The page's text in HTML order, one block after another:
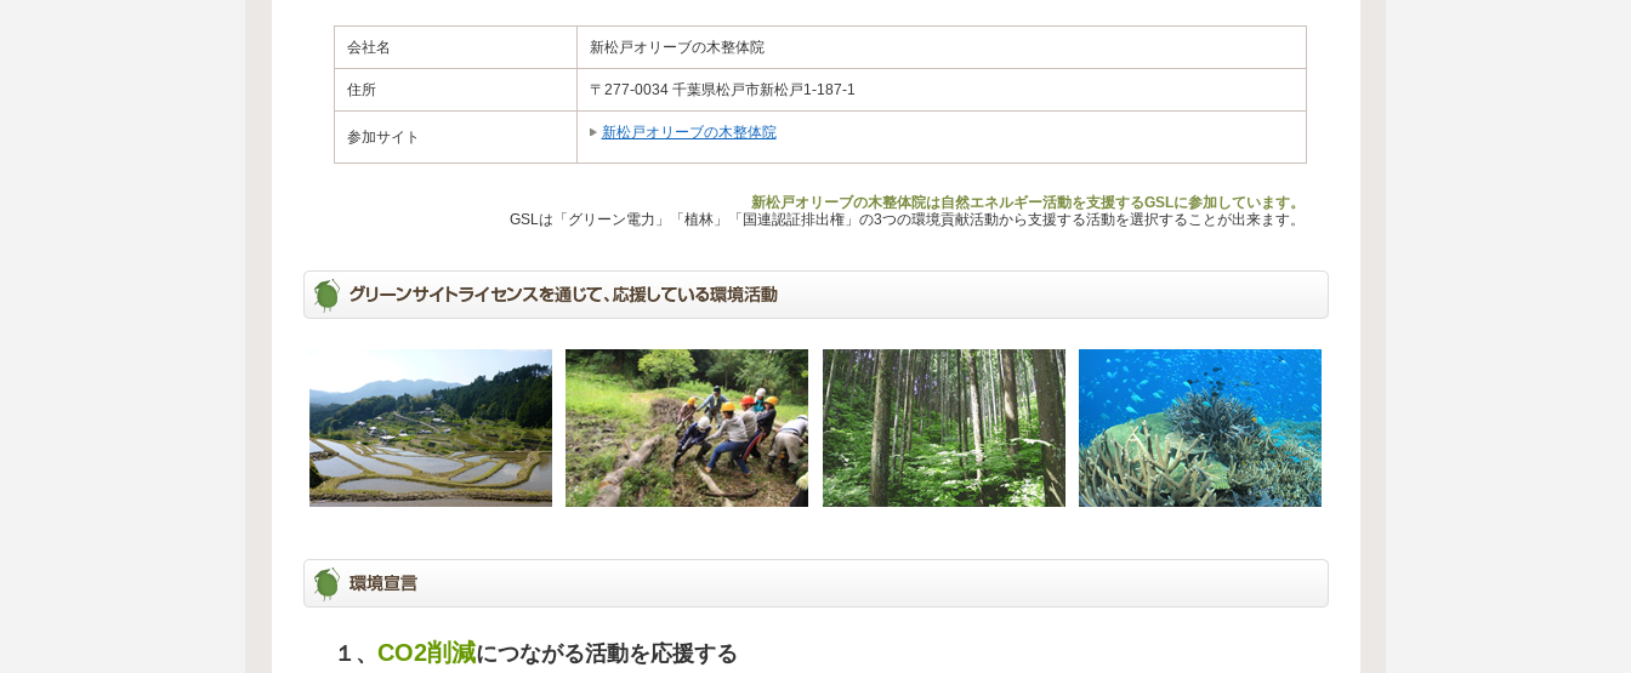
会社名 新松戸オリーブの木整体院
住所 〒277-0034 千葉県松戸市新松戸1-187-1
参加サイト 新松戸オリーブの木整体院
新松戸オリーブの木整体院は自然エネルギー活動を支援するGSLに参加しています。
GSLは「グリーン電力」「植林」「国連認証排出権」の3つの環境貢献活動から支援する活動を選択することが出来ます。
１、 CO2削減につながる活動を応援する